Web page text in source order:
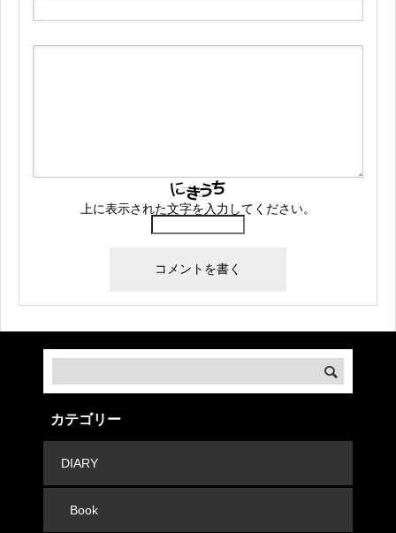
上に表示された文字を入力してください。
カテゴリー
DIARY
Book